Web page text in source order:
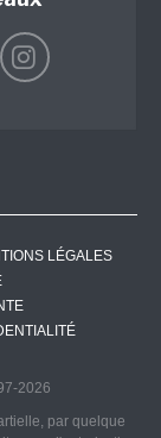
LÉGALES
2026
par quelque